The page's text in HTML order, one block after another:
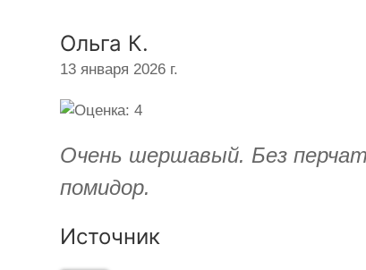
Ольга К.
13 января 2026 г.
Очень шершавый. Без
помидор.
Источник